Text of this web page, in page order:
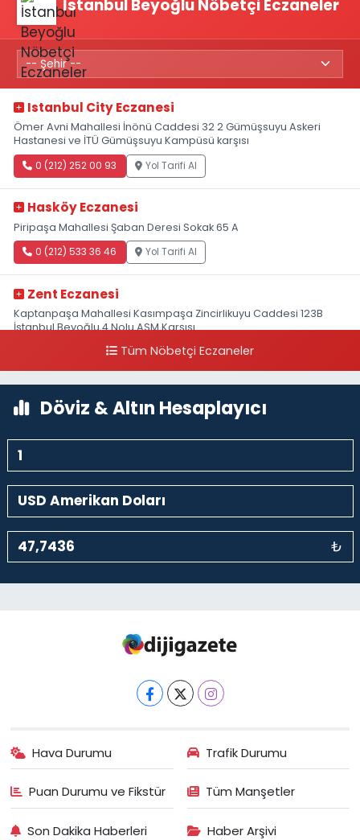
İstanbul Beyoğlu Nöbetçi Eczaneler
Istanbul City Eczanesi
Ömer Avni Mahallesi İnönü Caddesi 32 2 Gümüşsuyu Askeri
Hastanesi ve İTÜ Gümüşsuyu Kampüsü karşısı
0 (212) 252 00 93 Yol Tarifi Al
Hasköy Eczanesi
Piripaşa Mahallesi Şaban Deresi Sokak 65 A
0 (212) 533 36 46 Yol Tarifi Al
Zent Eczanesi
Kaptanpaşa Mahallesi Kasımpaşa Zincirlikuyu Caddesi 123B
İstanbul Beyoğlu 4 Nolu ASM Karşısı
0 (212) 297 96 92 Yol Tarifi Al
Tüm Nöbetçi Eczaneler
Döviz & Altın Hesaplayıcı
₺
Hava Durumu Trafik Durumu
Puan Durumu ve Fikstür Tüm Manşetler
Son Dakika Haberleri Haber Arşivi